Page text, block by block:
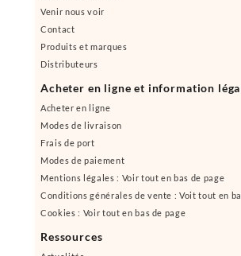
Venir nous voir
Contact
Produits et marques
Distributeurs
Acheter en ligne et information
Acheter en ligne
Modes de livraison
Frais de port
Modes de paiement
Mentions légales : Voir tout en bas de page
Conditions générales de vente : Voit tout en
Cookies : Voir tout en bas de page
Ressources